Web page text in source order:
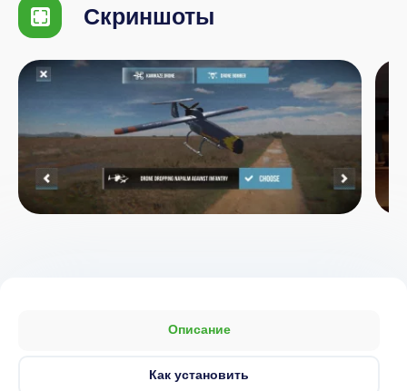
Скриншоты
Описание
Как установить